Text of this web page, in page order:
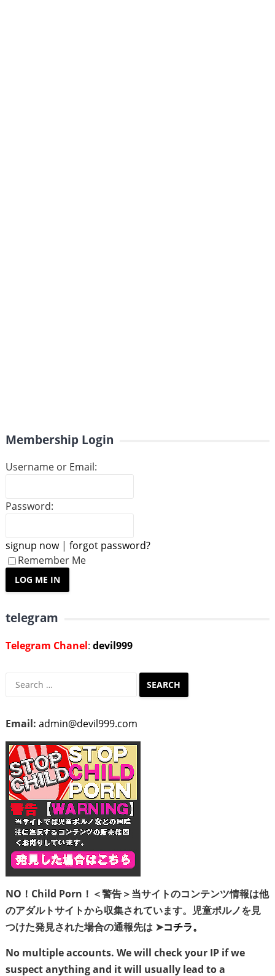
Membership Login
Username or Email:
Password:
signup now| forgot password?
Remember Me
telegram
Telegram Chanel: devil999
Search
Email: admin@devil999.com
NO！Child Porn！＜警告＞当サイトのコンテンツ情報は他
のアダルトサイトから収集されています。児童ポルノを見
つけた発見された場合の通報先は ➤コチラ。
No multiple accounts. We will check your IP if we
suspect anything and it will usually lead to a